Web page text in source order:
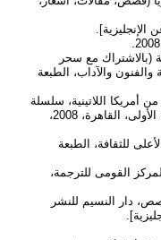
(بالاشتراك مع سحر
والآداب، الطبعة
اللاتينية، سلسلة
آفاق عالمية، الهيئة العامة لقصور الثقافة، الطبعة الأولى، القاهرة، 2008،
للثقافة، الطبعة
القومى للترجمة،
دار النسيم للنشر